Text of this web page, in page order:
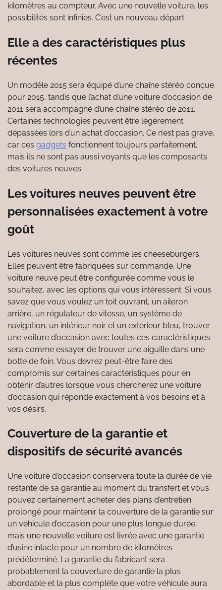
kilomètres au compteur. Avec une nouvelle voiture, les
possibilités sont infinies. C’est un nouveau départ.
Elle a des caractéristiques plus
récentes
Un modèle 2015 sera équipé d’une chaîne stéréo conçue
pour 2015, tandis que l’achat d’une voiture d’occasion de
2011 sera accompagné d’une chaîne stéréo de 2011.
Certaines technologies peuvent être légèrement
dépassées lors d’un achat d’occasion. Ce n’est pas grave,
car ces gadgets fonctionnent toujours parfaitement,
mais ils ne sont pas aussi voyants que les composants
des voitures neuves.
Les voitures neuves peuvent être
personnalisées exactement à votre
goût
Les voitures neuves sont comme les cheeseburgers.
Elles peuvent être fabriquées sur commande. Une
voiture neuve peut être configurée comme vous le
souhaitez, avec les options qui vous intéressent. Si vous
savez que vous voulez un toit ouvrant, un aileron
arrière, un régulateur de vitesse, un système de
navigation, un intérieur noir et un extérieur bleu, trouver
une voiture d’occasion avec toutes ces caractéristiques
sera comme essayer de trouver une aiguille dans une
botte de foin. Vous devrez peut-être faire des
compromis sur certaines caractéristiques pour en
obtenir d’autres lorsque vous chercherez une voiture
d’occasion qui réponde exactement à vos besoins et à
vos désirs.
Couverture de la garantie et
dispositifs de sécurité avancés
Une voiture d’occasion conservera toute la durée de vie
restante de sa garantie au moment du transfert et vous
pouvez certainement acheter des plans d’entretien
prolongé pour maintenir la couverture de la garantie sur
un véhicule d’occasion pour une plus longue durée,
mais une nouvelle voiture est livrée avec une garantie
d’usine intacte pour un nombre de kilomètres
prédéterminé. La garantie du fabricant sera
probablement la couverture de garantie la plus
abordable et la plus complète que votre véhicule aura